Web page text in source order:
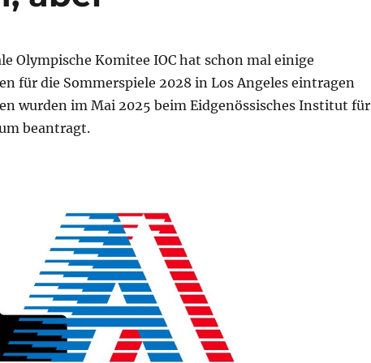
Olympische Komitee IOC hat schon mal einige
für die Sommerspiele 2028 in Los Angeles eintragen
wurden im Mai 2025 beim Eidgenössisches Institut für
beantragt.